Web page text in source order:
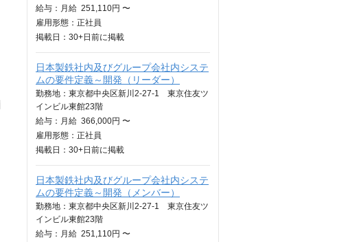
給与： 月給 251,110円 〜
雇用形態：正社員
掲載日： 30+日 前に掲載
日本製鉄社内及びグループ会社内システ
ムの要件定義～開発（リーダー）
勤務地：東京都中央区新川2-27-1 東京住友ツ
インビル東館23階
給与： 月給 366,000円 〜
雇用形態：正社員
掲載日： 30+日 前に掲載
日本製鉄社内及びグループ会社内システ
ムの要件定義～開発（メンバー）
勤務地：東京都中央区新川2-27-1 東京住友ツ
インビル東館23階
給与： 月給 251,110円 〜